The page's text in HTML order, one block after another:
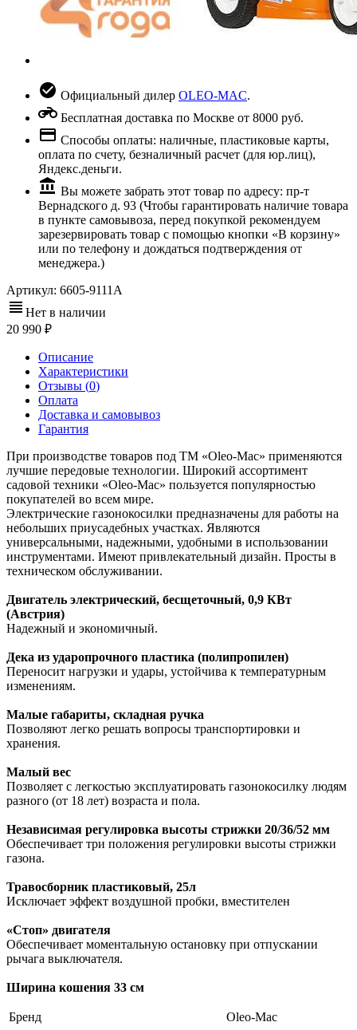
Официальный дилер OLEO-MAC.
Бесплатная доставка по Москве от 8000 руб.
Способы оплаты: наличные, пластиковые карты,
оплата по счету, безналичный расчет (для юр.лиц),
Яндекс.деньги.
Вы можете забрать этот товар по адресу: пр-т
Вернадского д. 93 (Чтобы гарантировать наличие товара
в пункте самовывоза, перед покупкой рекомендуем
зарезервировать товар с помощью кнопки «В корзину»
или по телефону и дождаться подтверждения от
менеджера.)
Артикул: 6605-9111A
Нет в наличии
20 990
Описание
Характеристики
Отзывы (0)
Оплата
Доставка и самовывоз
Гарантия
При производстве товаров под ТМ «Oleo-Mac» применяются
лучшие передовые технологии. Широкий ассортимент
садовой техники «Oleo-Mac» пользуется популярностью
покупателей во всем мире.
Электрические газонокосилки предназначены для работы на
небольших приусадебных участках. Являются
универсальными, надежными, удобными в использовании
инструментами. Имеют привлекательный дизайн. Просты в
техническом обслуживании.
Двигатель электрический, бесщеточный, 0,9 КВт
(Австрия)
Надежный и экономичный.
Дека из ударопрочного пластика (полипропилен)
Переносит нагрузки и удары, устойчива к температурным
изменениям.
Малые габариты, складная ручка
Позволяют легко решать вопросы транспортировки и
хранения.
Малый вес
Позволяет с легкостью эксплуатировать газонокосилку людям
разного (от 18 лет) возраста и пола.
Независимая регулировка высоты стрижки 20/36/52 мм
Обеспечивает три положения регулировки высоты стрижки
газона.
Травосборник пластиковый, 25л
Исключает эффект воздушной пробки, вместителен
«Стоп» двигателя
Обеспечивает моментальную остановку при отпускании
рычага выключателя.
Ширина кошения 33 см
Бренд
Oleo-Mac